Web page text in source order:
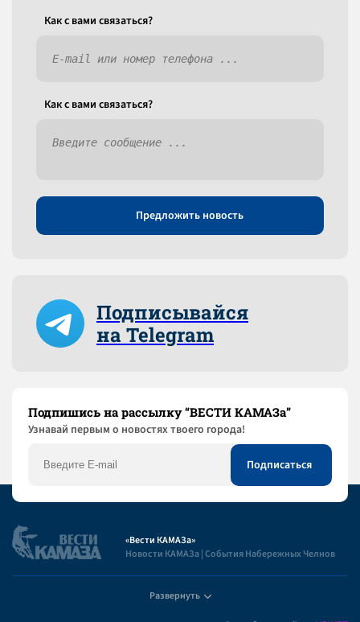
Как c вами связаться?
Как c вами связаться?
Предложить новость
Подписывайся
на Telegram
Подпишись на рассылку “ВЕСТИ КАМАЗа”
Узнaвай первым о новостях твоего города!
«Вести КАМАЗа»
Новости КАМАЗа | События Набережных Челнов
Развернуть